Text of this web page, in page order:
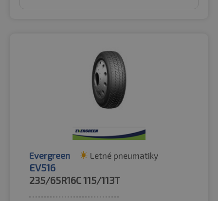
Evergreen Letné pneumatiky
EV516
235/65R16C115/113T